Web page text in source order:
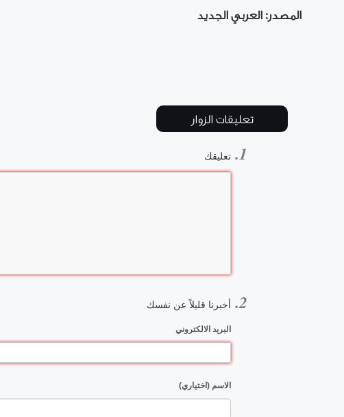
المصدر: العربي الجديد
تعليقات الزوار
تعليقك
أخبرنا قليلاً عن نفسك
البريد الالكتروني
الاسم (اختياري)